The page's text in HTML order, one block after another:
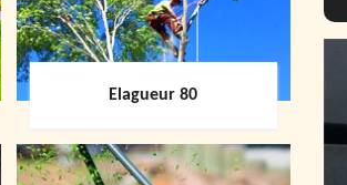
Elagueur 80